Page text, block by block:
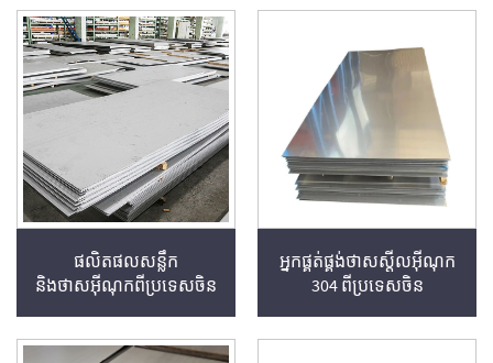
ផលិតផលសន្លឹក
និងថាសអ៊ីណុកពីប្រទេសចិន
អ្នកផ្គត់ផ្គង់ថាសស្តីលអ៊ីណុក
304 ពីប្រទេសចិន